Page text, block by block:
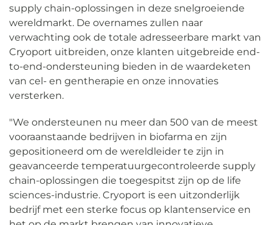
supply chain-oplossingen in deze snelgroeiende
wereldmarkt. De overnames zullen naar
verwachting ook de totale adresseerbare markt van
Cryoport uitbreiden, onze klanten uitgebreide end-
to-end-ondersteuning bieden in de waardeketen
van cel- en gentherapie en onze innovaties
versterken.
"We ondersteunen nu meer dan 500 van de meest
vooraanstaande bedrijven in biofarma en zijn
gepositioneerd om de wereldleider te zijn in
geavanceerde temperatuurgecontroleerde supply
chain-oplossingen die toegespitst zijn op de life
sciences-industrie. Cryoport is een uitzonderlijk
bedrijf met een sterke focus op klantenservice en